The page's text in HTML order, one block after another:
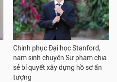
Chinh phục Đại học Stanford,
nam sinh chuyên Sư phạm chia
sẻ bí quyết xây dựng hồ sơ ấn
tượng